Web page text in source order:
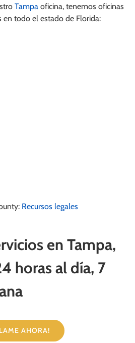
Tampa oficina, tenemos oficinas
en todo el estado de Florida:
Recursos legales
en Tampa,
horas al día, 7
AHORA!